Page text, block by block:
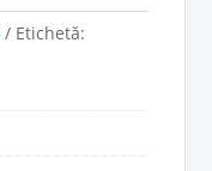
Etichetă: